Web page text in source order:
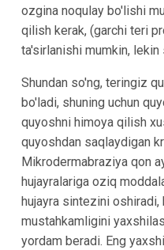
ozgina noqulay bo'lishi
qilish kerak, (garchi teri
ta'sirlanishi mumkin, lekin
Shundan so'ng, teringiz
bo'ladi, shuning uchun
quyoshni himoya qilish
quyoshdan saqlaydigan
Mikrodermabraziya qon
hujayralariga oziq
hujayra sintezini oshiradi,
mustahkamligini
yordam beradi. Eng